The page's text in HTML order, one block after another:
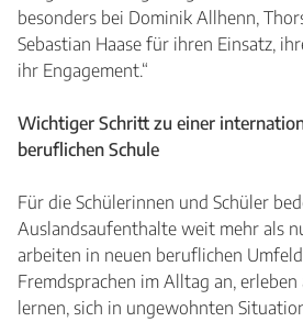
besonders bei Dominik Allhenn,
Sebastian Haase für ihren Einsatz,
ihr Engagement.“
Wichtiger Schritt zu einer
beruflichen Schule
Für die Schülerinnen und Schüler
Auslandsaufenthalte weit mehr als
arbeiten in neuen beruflichen
Fremdsprachen im Alltag an,
lernen, sich in ungewohnten